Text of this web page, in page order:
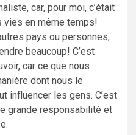
car, pour moi, c’était
vies en même temps!
pays ou personnes,
beaucoup! C’est
car ce que nous
dont nous le
influencer les gens. C’est
grande responsabilité et